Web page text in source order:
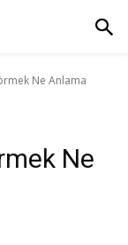
Ne Anlama
Ne